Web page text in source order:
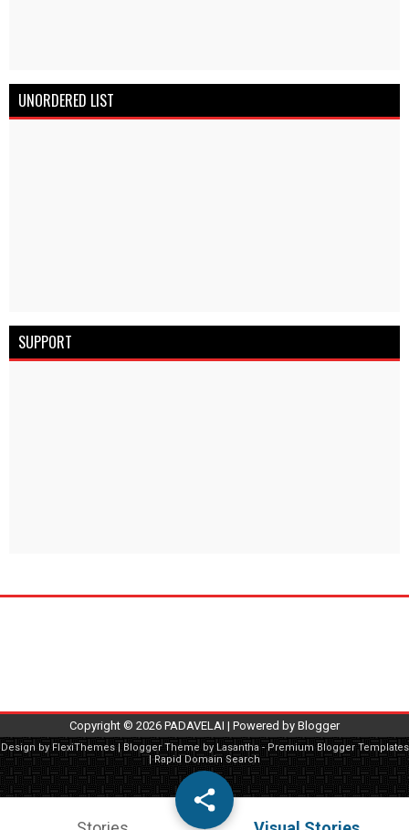
UNORDERED LIST
SUPPORT
Copyright © 2026 PADAVELAI | Powered by Blogger
Design by FlexiThemes| Blogger Theme by Lasantha-Premium Blogger Templates
|Rapid Domain Search